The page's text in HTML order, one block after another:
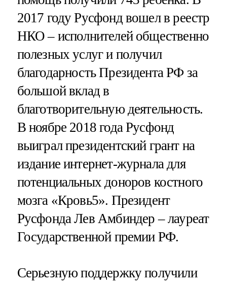
2017 году Русфонд вошел в реестр
НКО – исполнителей общественно
полезных услуг и получил
благодарность Президента РФ за
большой вклад в
благотворительную деятельность.
В ноябре 2018 года Русфонд
выиграл президентский грант на
издание интернет-журнала для
потенциальных доноров костного
мозга «Кровь5». Президент
Русфонда Лев Амбиндер – лауреат
Государственной премии РФ.
Серьезную поддержку получили